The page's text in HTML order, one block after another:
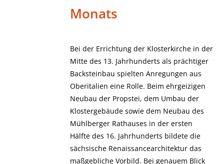
Monats
Bei der Errichtung der Klosterkirche in der
Mitte des 13. Jahrhunderts als prächtiger
Backsteinbau spielten Anregungen aus
Oberitalien eine Rolle. Beim ehrgeizigen
Neubau der Propstei, dem Umbau der
Klostergebäude sowie dem Neubau des
Mühlberger Rathauses in der ersten
Hälfte des 16. Jahrhunderts bildete die
sächsische Renaissancearchitektur das
maßgebliche Vorbild. Bei genauem Blick